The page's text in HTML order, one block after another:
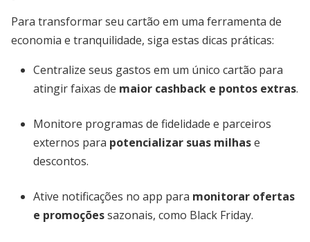
Para transformar seu cartão em uma ferramenta de
economia e tranquilidade, siga estas dicas práticas:
Centralize seus gastos em um único cartão para
atingir faixas de maior cashback e pontos extras.
Monitore programas de fidelidade e parceiros
externos para potencializar suas milhase
descontos.
Ative notificações no app para monitorar ofertas
e promoçõessazonais, como Black Friday.